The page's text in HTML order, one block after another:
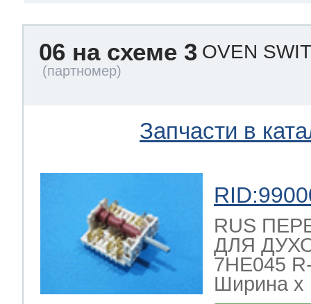
06 на схеме 3 OVEN
Запчасти в
RUS
ДЛЯ
7HE045
Ширина х